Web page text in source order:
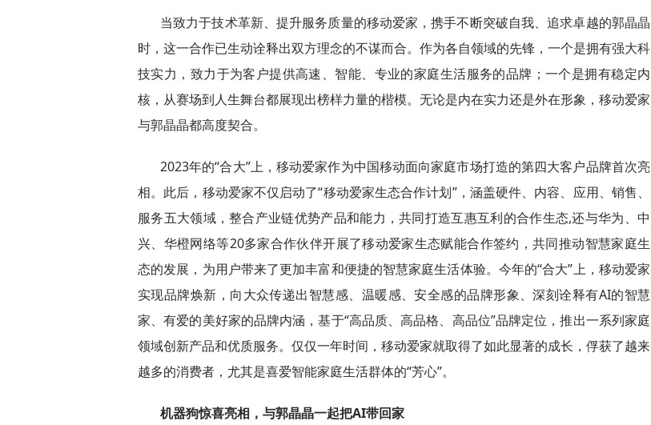
当致力于技术革新、提升服务质量的移动爱家，携手不断突破自我、追求卓越的郭晶晶
时，这一合作已生动诠释出双方理念的不谋而合。作为各自领域的先锋，一个是拥有强大科
技实力，致力于为客户提供高速、智能、专业的家庭生活服务的品牌；一个是拥有稳定内
核，从赛场到人生舞台都展现出榜样力量的楷模。无论是内在实力还是外在形象，移动爱家
与郭晶晶都高度契合。
2023年的“合大”上，移动爱家作为中国移动面向家庭市场打造的第四大客户品牌首次亮
相。此后，移动爱家不仅启动了“移动爱家生态合作计划”，涵盖硬件、内容、应用、销售、
服务五大领域，整合产业链优势产品和能力，共同打造互惠互利的合作生态,还与华为、中
兴、华橙网络等20多家合作伙伴开展了移动爱家生态赋能合作签约，共同推动智慧家庭生
态的发展，为用户带来了更加丰富和便捷的智慧家庭生活体验。今年的“合大”上，移动爱家
实现品牌焕新，向大众传递出智慧感、温暖感、安全感的品牌形象、深刻诠释有AI的智慧
家、有爱的美好家的品牌内涵，基于“高品质、高品格、高品位”品牌定位，推出一系列家庭
领域创新产品和优质服务。仅仅一年时间，移动爱家就取得了如此显著的成长，俘获了越来
越多的消费者，尤其是喜爱智能家庭生活群体的“芳心”。
机器狗惊喜亮相 ，与郭晶晶一起把AI带回家